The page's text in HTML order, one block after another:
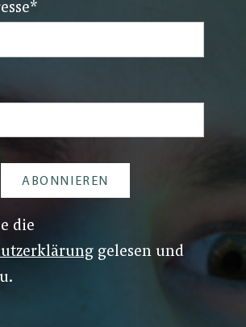
*
die
gelesen und